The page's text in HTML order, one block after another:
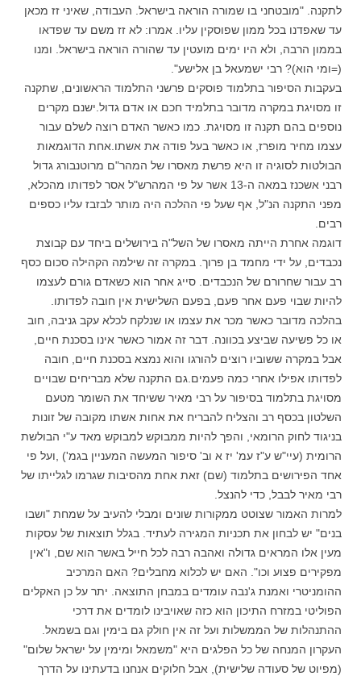
לתקנה. "מובטחני בו שמורה הוראה בישראל. העבודה, שאיני זז מכאן
עד שאפדנו בכל ממון שפוסקין עליו. אמרו: לא זז משם עד שפדאו
בממון הרבה, ולא היו ימים מועטין עד שהורה הוראה בישראל. ומנו
(=ומי הוא)? רבי ישמעאל בן אלישע".
בעקבות הסיפור בתלמוד פוסקים פרשני התלמוד הראשונים, שתקנה
זו מסויגת במקרה מדובר בתלמיד חכם או אדם גדול.ישנם מקרים
נוספים בהם תקנה זו מסויגת. כמו כאשר האדם רוצה לשלם עבור
עצמו מחיר מופרז, או כאשר בעל פודה את אשתו.אחת הדוגמאות
הבולטות לסוגיה זו היא פרשת מאסרו של המהר"ם מרוטנבורג גדול
רבני אשכנז במאה ה-13 אשר על פי המהרש"ל אסר לפדותו מהכלא,
מפני התקנה הנ"ל, אף שעל פי ההלכה היה מותר לבזבז עליו כספים
רבים.
דוגמה אחרת הייתה מאסרו של השל"ה בירושלים ביחד עם קבוצת
נכבדים, על ידי מחמד בן פרוך. במקרה זה שילמה הקהילה סכום כסף
רב עבור שחרורם של הנכבדים. סייג אחר הוא כשאדם גורם לעצמו
להיות שבוי פעם אחר פעם, בפעם השלישית אין חובה לפדותו.
בהלכה מדובר כאשר מכר את עצמו או שנלקח לכלא עקב גניבה, חוב
או כל פשיעה שביצע בכוונה. דבר זה אמור כאשר אינו בסכנת חיים,
אבל במקרה ששוביו רוצים להורגו והוא נמצא בסכנת חיים, חובה
לפדותו אפילו אחרי כמה פעמים.גם התקנה שלא מבריחים שבויים
מסויגת בתלמוד בסיפור על רבי מאיר ששיחד את השומר מטעם
השלטון בכסף רב והצליח להבריח את אחות אשתו מקובה של זונות
בניגוד לחוק הרומאי, והפך להיות ממבוקש למבוקש מאד ע"י הבולשת
הרומית (עיי"ש ע"ז עמ' יז א וב' סיפור המעשה המעניין בגמ') ,ועל פי
אחד הפירושים בתלמוד (שם) זאת אחת מהסיבות שגרמו לגלייתו של
רבי מאיר לבבל, כדי להנצל.
למרות האמור שצוטט ממקורות שונים ומבלי להעיב על שמחת "ושבו
בנים" יש לבחון את תכניות המגירה לעתיד. בגלל תוצאות של עסקות
מעין אלו המראים גדולה ואהבה רבה לכל חייל באשר הוא שם, ו"אין
מפקירים פצוע וכו". האם יש לכלוא מחבלים? האם המרכיב
ההומניטרי ואמנת ג'נבה עומדים במבחן התוצאה. יתר על כן האקלים
הפוליטי במזרח התיכון הוא כזה שאויבינו לומדים את דרכי
ההתנהלות של הממשלות ועל זה אין חולק גם בימין וגם בשמאל.
העקרון המנחה של כל הפלגים היא "משמאל ומימין על ישראל שלום"
(מפיוט של סעודה שלישית), אבל חלוקים אנחנו בדעתינו על הדרך